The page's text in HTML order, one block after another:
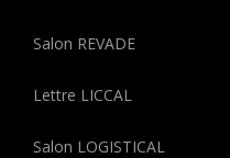
Salon REVADE
Lettre LICCAL
Salon LOGISTICAL